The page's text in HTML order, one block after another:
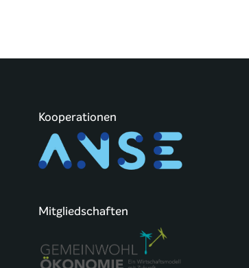
Kooperationen
Mitgliedschaften